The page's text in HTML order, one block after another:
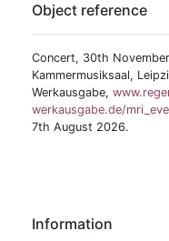
Object reference
Concert, 30th
Kammermusiksaal,
Werkausgabe,
werkausgabe.de/
7th August 2026.
Information